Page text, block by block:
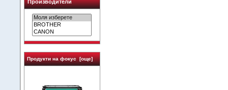
Производители
Продукти на фокус [още]